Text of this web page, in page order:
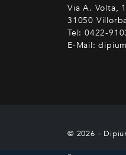
Via A. Volta,
31050
Tel: 0422-
E-Mail:
© 2026 -